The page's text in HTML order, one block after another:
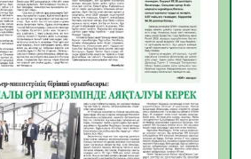
51
облысы полиция
мыңнан астам
қамтамасыз етті
63
«САНАЛЫ ҰРПАҚ –
АТТЫ КЕҢЕЙТІЛГЕН